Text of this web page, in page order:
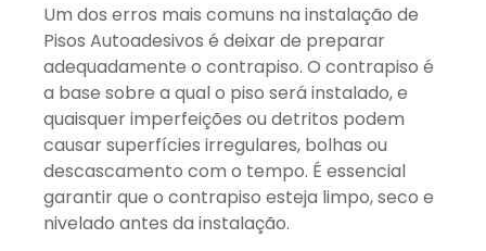
Um dos erros mais comuns na instalação de
Pisos Autoadesivos é deixar de preparar
adequadamente o contrapiso. O contrapiso é
a base sobre a qual o piso será instalado, e
quaisquer imperfeições ou detritos podem
causar superfícies irregulares, bolhas ou
descascamento com o tempo. É essencial
garantir que o contrapiso esteja limpo, seco e
nivelado antes da instalação.